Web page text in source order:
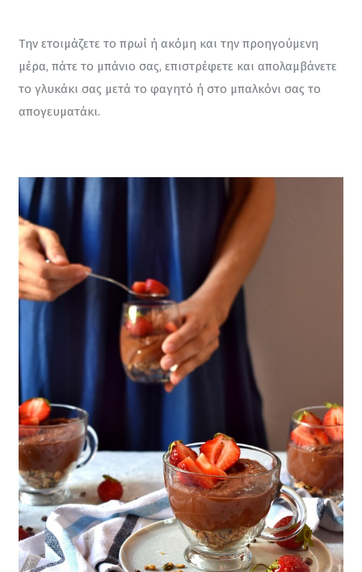
Την ετοιμάζετε το πρωί ή ακόμη και την προηγούμενη
μέρα, πάτε το μπάνιο σας, επιστρέφετε και απολαμβάνετε
το γλυκάκι σας μετά το φαγητό ή στο μπαλκόνι σας το
απογευματάκι.